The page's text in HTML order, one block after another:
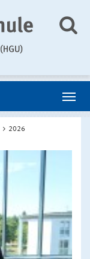
2026